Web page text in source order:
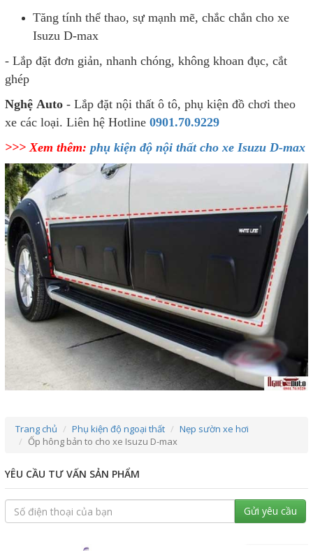
Tăng tính thể thao, sự mạnh mẽ, chắc chắn cho xe
Isuzu D-max
- Lắp đặt đơn giản, nhanh chóng, không khoan đục, cắt
ghép
Nghệ Auto - Lắp đặt nội thất ô tô, phụ kiện đồ chơi theo
xe các loại. Liên hệ Hotline 0901.70.9229
>>> Xem thêm: phụ kiện độ nội thất cho xe Isuzu D-max
Trang chủ Phụ kiện độ ngoại thất
Nẹp sườn xe hơi
Ốp hông bản to cho xe Isuzu D-max
YÊU CẦU TƯ VẤN SẢN PHẨM
Gửi yêu cầu